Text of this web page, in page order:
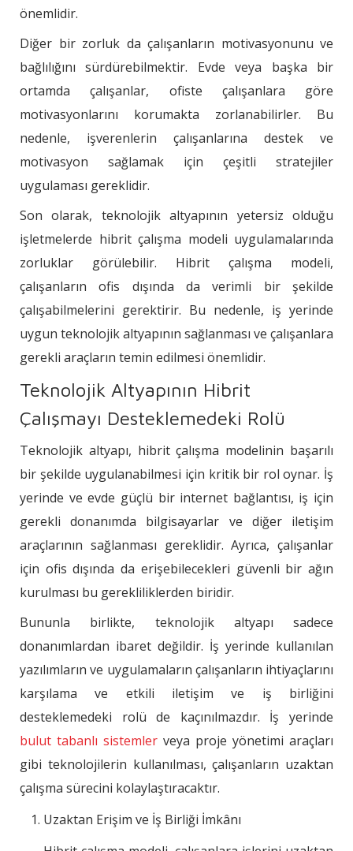
önemlidir.
Diğer bir zorluk da çalışanların motivasyonunu ve
bağlılığını sürdürebilmektir. Evde veya başka bir
ortamda çalışanlar, ofiste çalışanlara göre
motivasyonlarını korumakta zorlanabilirler. Bu
nedenle, işverenlerin çalışanlarına destek ve
motivasyon sağlamak için çeşitli stratejiler
uygulaması gereklidir.
Son olarak, teknolojik altyapının yetersiz olduğu
işletmelerde hibrit çalışma modeli uygulamalarında
zorluklar görülebilir. Hibrit çalışma modeli,
çalışanların ofis dışında da verimli bir şekilde
çalışabilmelerini gerektirir. Bu nedenle, iş yerinde
uygun teknolojik altyapının sağlanması ve çalışanlara
gerekli araçların temin edilmesi önemlidir.
Teknolojik Altyapının Hibrit
Çalışmayı Desteklemedeki Rolü
Teknolojik altyapı, hibrit çalışma modelinin başarılı
bir şekilde uygulanabilmesi için kritik bir rol oynar. İş
yerinde ve evde güçlü bir internet bağlantısı, iş için
gerekli donanımda bilgisayarlar ve diğer iletişim
araçlarının sağlanması gereklidir. Ayrıca, çalışanlar
için ofis dışında da erişebilecekleri güvenli bir ağın
kurulması bu gerekliliklerden biridir.
Bununla birlikte, teknolojik altyapı sadece
donanımlardan ibaret değildir. İş yerinde kullanılan
yazılımların ve uygulamaların çalışanların ihtiyaçlarını
karşılama ve etkili iletişim ve iş birliğini
desteklemedeki rolü de kaçınılmazdır. İş yerinde
bulut tabanlı sistemler veya proje yönetimi araçları
gibi teknolojilerin kullanılması, çalışanların uzaktan
çalışma sürecini kolaylaştıracaktır.
Uzaktan Erişim ve İş Birliği İmkânı